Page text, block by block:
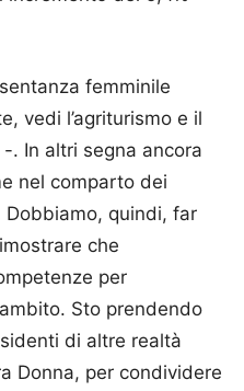
femminile
vedi l’agriturismo e il
. In altri segna ancora
nel comparto dei
Dobbiamo, quindi, far
che
per
Sto prendendo
di altre realtà
Donna, per condividere